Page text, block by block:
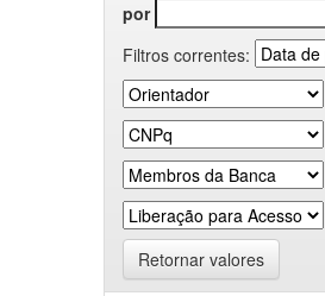
por
Filtros correntes:
Retornar valores